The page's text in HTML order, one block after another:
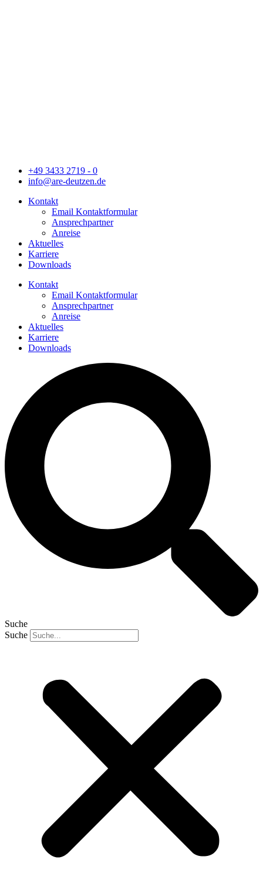
+49 3433 2719 - 0
info@are-deutzen.de
Kontakt
Email Kontaktformular
Ansprechpartner
Anreise
Aktuelles
Karriere
Downloads
Kontakt
Email Kontaktformular
Ansprechpartner
Anreise
Aktuelles
Karriere
Downloads
Suche
Suche